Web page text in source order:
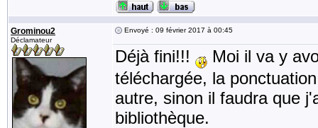
Grominou2
Déclamateur
Envoyé : 09 février 2017 à 00:45
Déjà fini!!!
Moi il va y
téléchargée, la
autre, sinon il faudra que
bibliothèque.